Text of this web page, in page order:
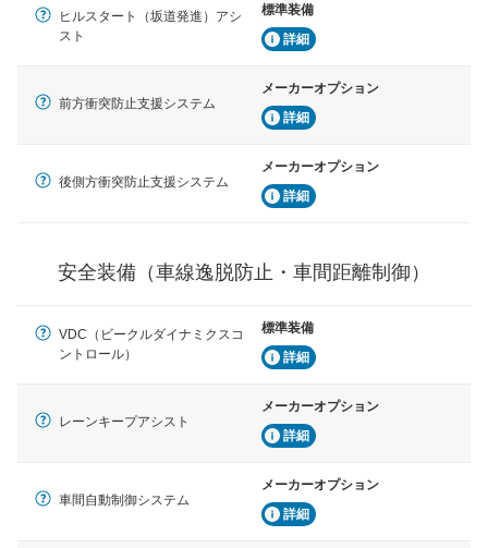
車間距離制御
安全な車間距離を保ちながら前車を追従するアダプティ
ブ・クルーズ・コントロールなどが装備されています。
運転・駐車支援
駐車をスムーズに行うためにインテリジェンスパーキン
グ・アシストやサイドブラインドモニターなどが装備さ
ヒルスタート（坂道発進）アシ
スト
標準装備
詳細
前方衝突防止支援システム
メーカーオプション
詳細
後側方衝突防止支援システム
メーカーオプション
詳細
安全装備（車線逸脱防止・車間距離制御）
VDC（ビークルダイナミクスコ
ントロール）
標準装備
詳細
レーンキープアシスト
メーカーオプション
詳細
車間自動制御システム
メーカーオプション
詳細